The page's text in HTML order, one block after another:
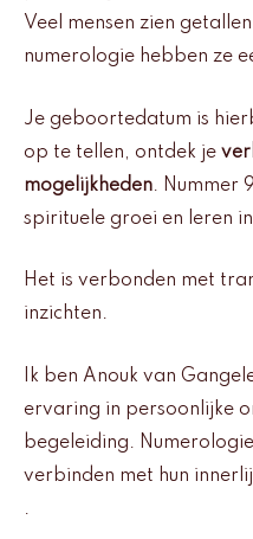
Veel mensen zien
numerologie hebben ze
Je geboortedatum is
op te tellen, ontdek je
mogelijkheden. Nummer
spirituele groei en leren
Het is verbonden met
inzichten.
Ik ben Anouk van
ervaring in persoonlijke
begeleiding.
verbinden met hun
.